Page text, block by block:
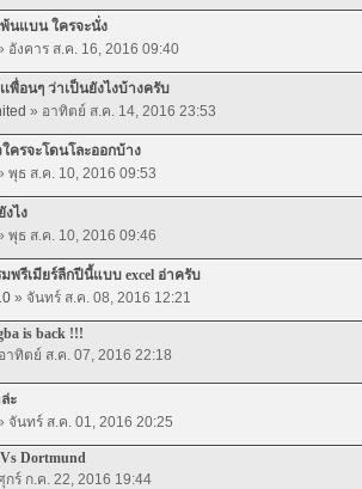
นแบน ใครจะนั่ง
อังคาร ส.ค. 16, 2016 09:40
พื่อนๆ ว่าเป็นยังไงบ้างครับ
» อาทิตย์ ส.ค. 14, 2016 23:53
ครจะโดนโละออกบ้าง
พุธ ส.ค. 10, 2016 09:53
งไง
พุธ ส.ค. 10, 2016 09:46
พรีเมียร์ลีกปีนี้แบบ excel อ่าครับ
» จันทร์ ส.ค. 08, 2016 12:21
is back !!!
าทิตย์ ส.ค. 07, 2016 22:18
ะ
จันทร์ ส.ค. 01, 2016 20:25
Dortmund
กร์ ก.ค. 22, 2016 19:44